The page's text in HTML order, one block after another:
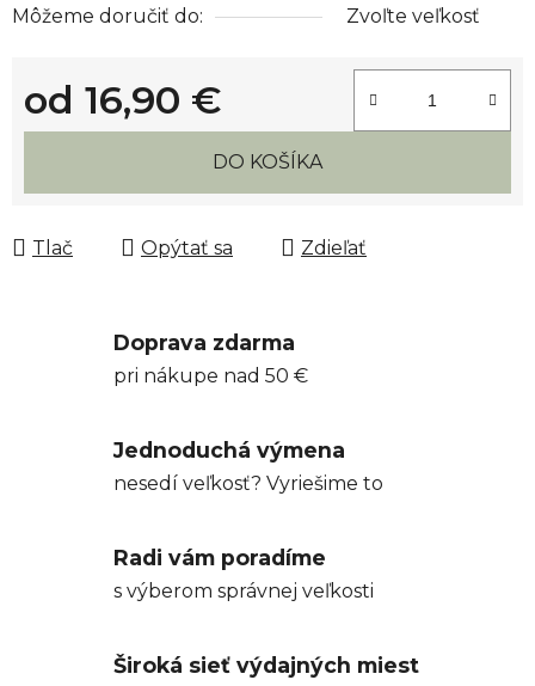
Môžeme doručiť do:
Zvoľte veľkosť
od 16,90 €
Jednotková cena:
DO KOŠÍKA
Tlač Opýtať sa Zdieľať
Doprava zdarma
pri nákupe nad 50 €
Jednoduchá výmena
nesedí veľkosť? Vyriešime to
Radi vám poradíme
s výberom správnej veľkosti
Široká sieť výdajných miest